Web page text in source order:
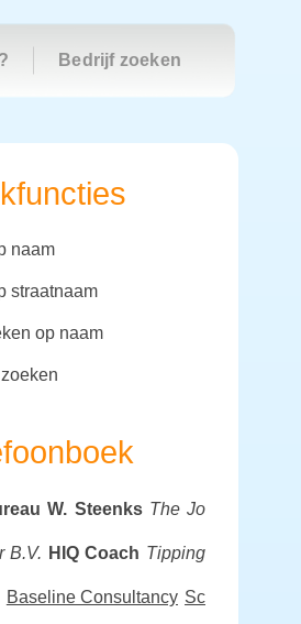
Bedrijf zoeken
naam
straatnaam
op naam
zoeken
W. Steenks The Jo
B.V. HIQ Coach Tipping
Baseline Consultancy Sc